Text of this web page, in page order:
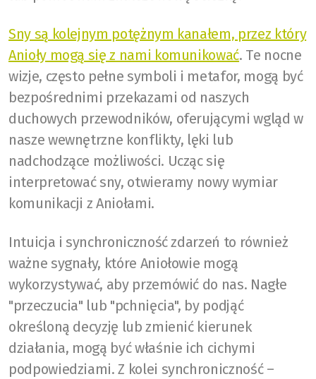
Sny są kolejnym potężnym kanałem, przez który
Anioły mogą się z nami komunikować. Te nocne
wizje, często pełne symboli i metafor, mogą być
bezpośrednimi przekazami od naszych
duchowych przewodników, oferującymi wgląd w
nasze wewnętrzne konflikty, lęki lub
nadchodzące możliwości. Ucząc się
interpretować sny, otwieramy nowy wymiar
komunikacji z Aniołami.
Intuicja i synchroniczność zdarzeń to również
ważne sygnały, które Aniołowie mogą
wykorzystywać, aby przemówić do nas. Nagłe
"przeczucia" lub "pchnięcia", by podjąć
określoną decyzję lub zmienić kierunek
działania, mogą być właśnie ich cichymi
podpowiedziami. Z kolei synchroniczność –